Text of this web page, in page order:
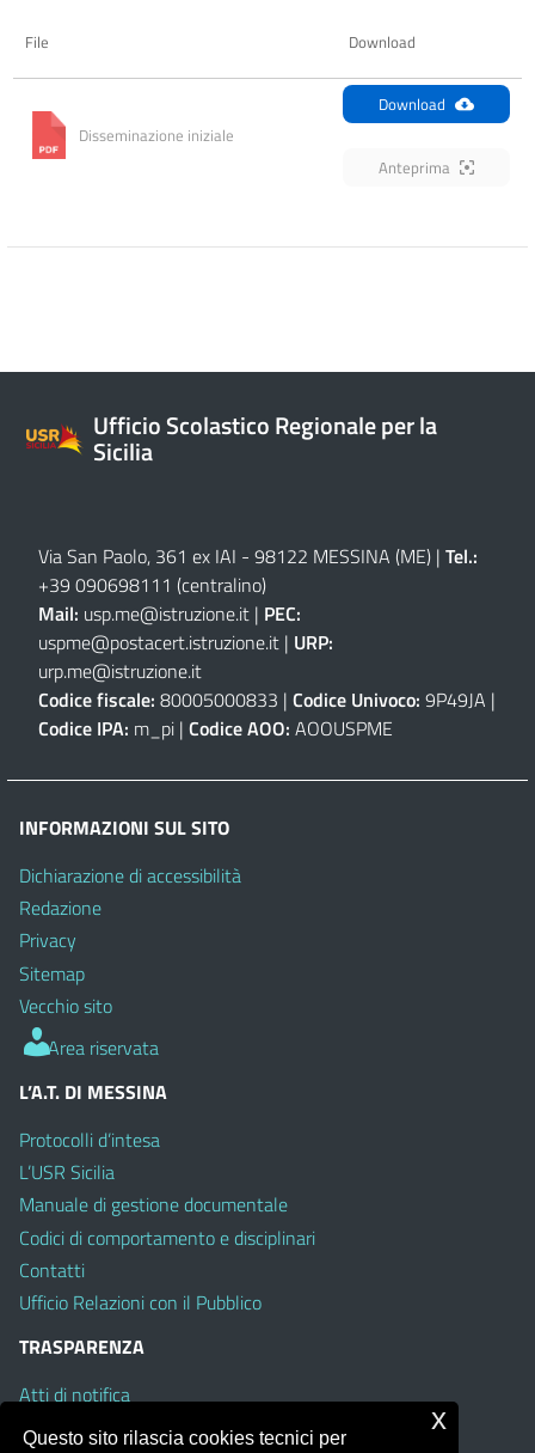
File Download
Disseminazione iniziale
Download
Anteprima
Ufficio Scolastico Regionale per la
Sicilia
Via San Paolo, 361 ex IAI - 98122 MESSINA (ME) | Tel.:
+39 090698111 (centralino)
Mail: usp.me@istruzione.it | PEC:
uspme@postacert.istruzione.it | URP:
urp.me@istruzione.it
Codice fiscale: 80005000833 | Codice Univoco: 9P49JA |
Codice IPA: m_pi | Codice AOO: AOOUSPME
INFORMAZIONI SUL SITO
Dichiarazione di accessibilità
Redazione
Privacy
Sitemap
Vecchio sito
Area riservata
L’A.T. DI MESSINA
Protocolli d’intesa
L’USR Sicilia
Manuale di gestione documentale
Codici di comportamento e disciplinari
Contatti
Ufficio Relazioni con il Pubblico
TRASPARENZA
Atti di notifica
Albo on line
Questo sito rilascia cookies tecnici per
x